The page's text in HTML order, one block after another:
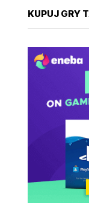
KUPUJ GRY